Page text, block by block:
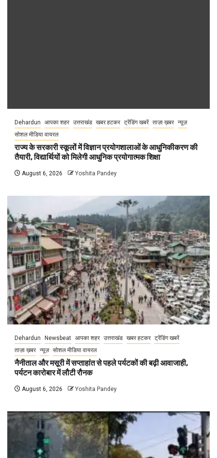
Dehardun आपका शहर उत्तराखंड खबर हटकर ट्रेंडिंग खबरें ताज़ा ख़बर न्यूज़
सोशल मीडिया वायरल
राज्य के सरकारी स्कूलों में विज्ञान प्रयोगशालाओं के आधुनिकीकरण की
तैयारी, विद्यार्थियों को मिलेगी आधुनिक प्रयोगात्मक शिक्षा
August 6, 2026 Yoshita Pandey
Dehardun Newsbeat आपका शहर उत्तराखंड खबर हटकर ट्रेंडिंग खबरें
ताज़ा ख़बर न्यूज़ सोशल मीडिया वायरल
नैनीताल और मसूरी में सप्ताहांत से पहले पर्यटकों की बढ़ी आवाजाही,
पर्यटन कारोबार में लौटी रौनक
August 6, 2026 Yoshita Pandey